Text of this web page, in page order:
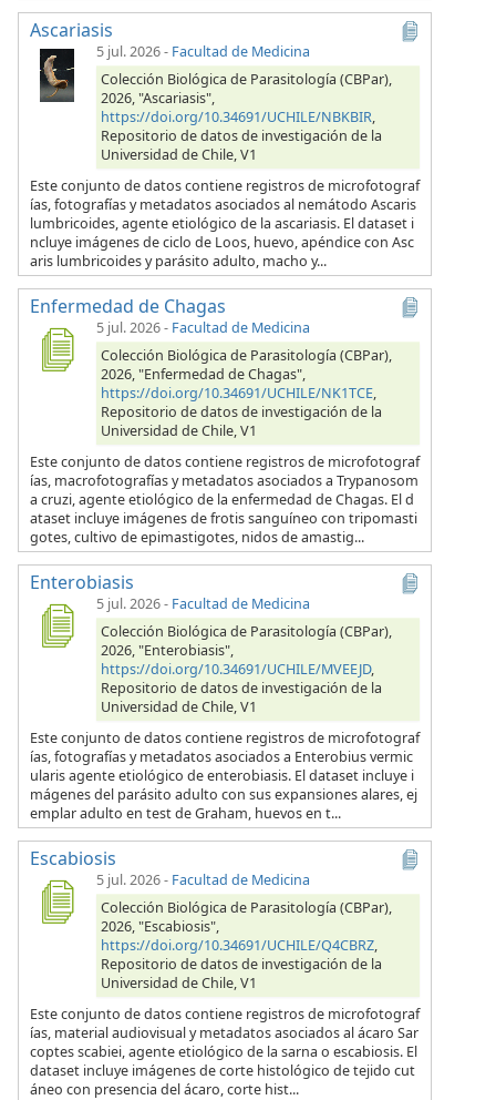
Ascariasis
5 jul. 2026- Facultad de Medicina
Colección Biológica de Parasitología (CBPar),
2026, "Ascariasis",
https://doi.org/10.34691/UCHILE/NBKBIR,
Repositorio de datos de investigación de la
Universidad de Chile, V1
Este conjunto de datos contiene registros de microfotograf
ías, fotografías y metadatos asociados al nemátodo Ascaris
lumbricoides, agente etiológico de la ascariasis. El dataset i
ncluye imágenes de ciclo de Loos, huevo, apéndice con Asc
aris lumbricoides y parásito adulto, macho y...
Enfermedad de Chagas
5 jul. 2026- Facultad de Medicina
Colección Biológica de Parasitología (CBPar),
2026, "Enfermedad de Chagas",
https://doi.org/10.34691/UCHILE/NK1TCE,
Repositorio de datos de investigación de la
Universidad de Chile, V1
Este conjunto de datos contiene registros de microfotograf
ías, macrofotografías y metadatos asociados a Trypanosom
a cruzi, agente etiológico de la enfermedad de Chagas. El d
ataset incluye imágenes de frotis sanguíneo con tripomasti
gotes, cultivo de epimastigotes, nidos de amastig...
Enterobiasis
5 jul. 2026- Facultad de Medicina
Colección Biológica de Parasitología (CBPar),
2026, "Enterobiasis",
https://doi.org/10.34691/UCHILE/MVEEJD,
Repositorio de datos de investigación de la
Universidad de Chile, V1
Este conjunto de datos contiene registros de microfotograf
ías, fotografías y metadatos asociados a Enterobius vermic
ularis agente etiológico de enterobiasis. El dataset incluye i
mágenes del parásito adulto con sus expansiones alares, ej
emplar adulto en test de Graham, huevos en t...
Escabiosis
5 jul. 2026- Facultad de Medicina
Colección Biológica de Parasitología (CBPar),
2026, "Escabiosis",
https://doi.org/10.34691/UCHILE/Q4CBRZ,
Repositorio de datos de investigación de la
Universidad de Chile, V1
Este conjunto de datos contiene registros de microfotograf
ías, material audiovisual y metadatos asociados al ácaro Sar
coptes scabiei, agente etiológico de la sarna o escabiosis. El
dataset incluye imágenes de corte histológico de tejido cut
áneo con presencia del ácaro, corte hist...